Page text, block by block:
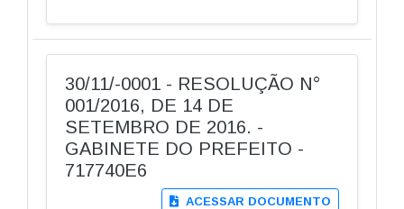
30/11/-0001 - RESOLUÇÃO N°
001/2016, DE 14 DE
SETEMBRO DE 2016. -
GABINETE DO PREFEITO -
717740E6
ACESSAR DOCUMENTO